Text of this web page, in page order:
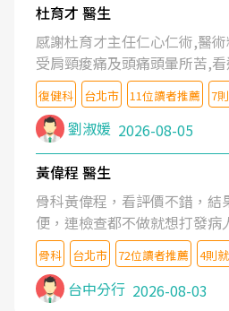
杜育才 醫生
感謝杜育才主任仁心仁術,醫
受肩頸痠痛及頭痛頭暈所苦,
檢查,也嘗試過西醫打針,中醫
沒有用,後來連吃到嗎啡類止痛
症狀,沒多久就痛起來,多年失
台灣親友介紹忠孝醫院杜育才
家,上網搜尋杜主任相關文章新
定決心飛回台北找杜醫師診
治療真的很厲害,第一次乾針
家特別好睡,經過幾次治療,長
主任除了打針超厲害,還會一直
好做運動,看診態度親切溫暖,
大力推荐!
復健科 台北市 11位讀者推薦 7
劉淑媛 2026-08-05
黃偉程 醫生
骨科黃偉程，看評價不錯，結
便，連檢查都不做就想打發病
想詢問病情還被陰陽怪氣嘲諷
大頭症，變得自負不尊重病人
檢查都懶得做，治療會有用才
骨科 台北市 72位讀者推薦 4則
台中分行 2026-08-03